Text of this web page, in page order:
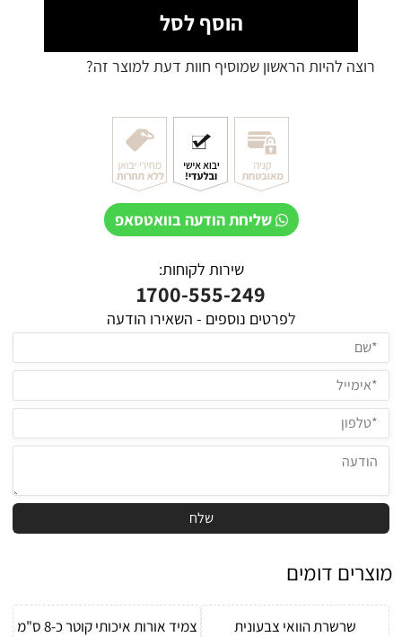
הוסף לסל
רוצה להיות הראשון שמוסיף חוות דעת למוצר זה?
שליחת הודעה בוואטסאפ
שירות לקוחות:
1700-555-249
לפרטים נוספים - השאירו הודעה
מוצרים דומים
שרשרת הוואי צבעונית צמיד אורות איכותי קוטר כ-8 ס"מ